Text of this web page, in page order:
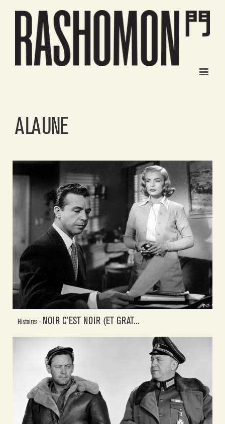
A LA UNE
Histoires - NOIR C’EST NOIR (ET GRAT...